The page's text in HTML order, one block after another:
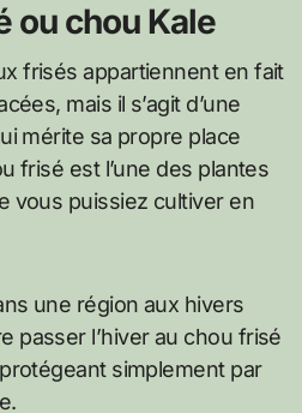
ou chou Kale
frisés appartiennent en fait
mais il s’agit d’une
mérite sa propre place
frisé est l’une des plantes
vous puissiez cultiver en
une région aux hivers
passer l’hiver au chou frisé
simplement par